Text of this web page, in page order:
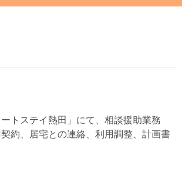
トステイ熱田」にて、相談援助業務
約、居宅との連絡、利用調整、計画書